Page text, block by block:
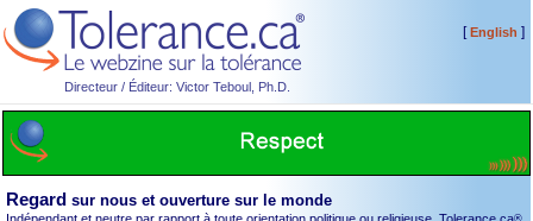
Directeur / Éditeur: Victor Teboul, Ph.D.
[English ]
Regard sur nous et ouverture sur le monde
®